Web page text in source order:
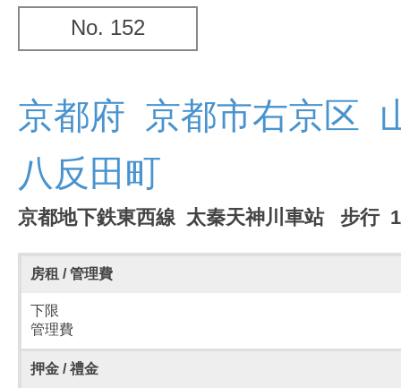
No. 152
京都府 京都市右京区
八反田町
京都地下鉄東西線 太秦天神川車站 步行
房租 / 管理費
下限
管理費
押金 / 禮金